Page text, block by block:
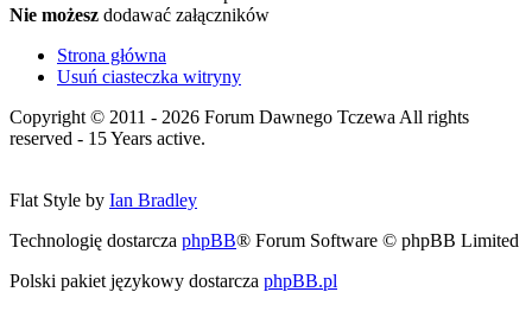
Nie możesz dodawać załączników
Strona główna
Usuń ciasteczka witryny
Copyright © 2011 - 2026 Forum Dawnego Tczewa All rights
reserved - 15 Years active.
Flat Style by Ian Bradley
Technologię dostarcza phpBB® Forum Software © phpBB Limited
Polski pakiet językowy dostarcza phpBB.pl